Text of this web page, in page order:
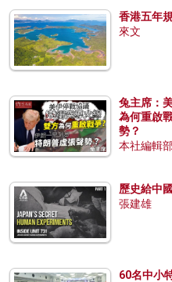
香港五年
來文
兔主席：
為何重啟
勢？
本社編輯
歷史給中
張建雄
60名中小